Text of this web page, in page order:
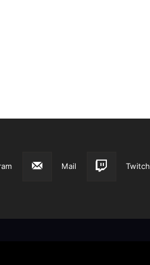
Mail Twitch